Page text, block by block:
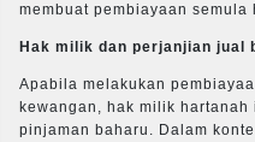
membuat pembiayaan semula
Hak milik dan perjanjian jual
Apabila melakukan
kewangan, hak milik
pinjaman baharu. Dalam